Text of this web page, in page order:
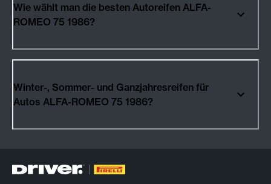
Wie wählt man die besten Autoreifen ALFA-
ROMEO 75 1986?
Winter-, Sommer- und Ganzjahresreifen für
Autos ALFA-ROMEO 75 1986?